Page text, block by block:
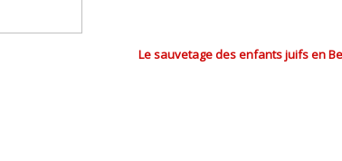
Le sauvetage des enfants juifs en